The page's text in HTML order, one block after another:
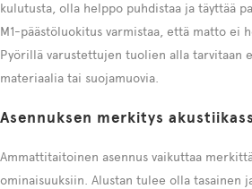
kulutusta, olla helppo puhdistaa ja täyttää
M1-päästöluokitus varmistaa, että matto ei
Pyörillä varustettujen tuolien alla tarvitaan
materiaalia tai suojamuovia.
Asennuksen merkitys
Ammattitaitoinen asennus vaikuttaa
ominaisuuksiin. Alustan tulee olla tasainen